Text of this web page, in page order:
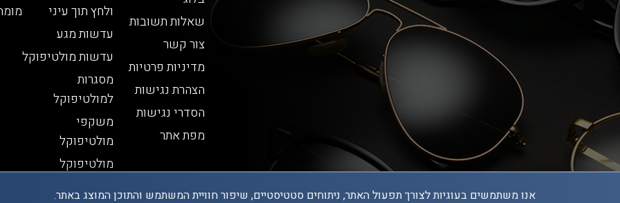
שאלות תשובות
צור קשר
מדיניות פרטיות
הצהרת נגישות
הסדרי נגישות
מפת אתר
ולחץ תוך עיני
עדשות מגע
עדשות מולטיפוקל
מסגרות
למולטיפוקל
משקפי
מולטיפוקל
מולטיפוקל
אנו משתמשים בעוגיות לצורך תפעול האתר, ניתוחים סטטיסטיים, שיפור חוויית המשתמש והתוכן המוצג באתר.